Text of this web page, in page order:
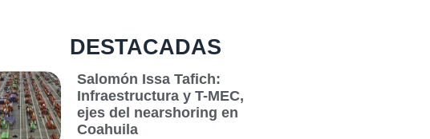
DESTACADAS
Salomón Issa Tafich:
Infraestructura y T-MEC,
ejes del nearshoring en
Coahuila